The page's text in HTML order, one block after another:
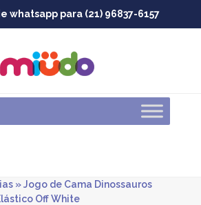
whatsapp para (21) 96837-6157
»Jogo de Cama Dinossauros
Off White